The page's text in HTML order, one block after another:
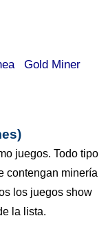
juegos. Todo tipo
contengan minería
los juegos show
la lista.
Gold Miner